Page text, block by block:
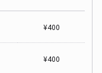
¥400
¥400